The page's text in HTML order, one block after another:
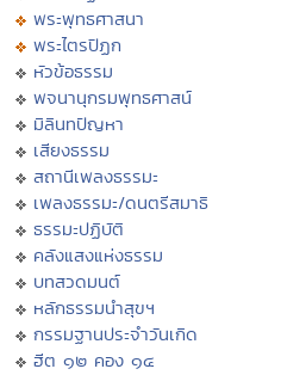
พระพุทธศาสนา
พระไตรปิฏก
หัวข้อธรรม
พจนานุกรมพุทธศาสน์
มิลินทปัญหา
เสียงธรรม
สถานีเพลงธรรมะ
เพลงธรรมะ/ดนตรีสมาธิ
ธรรมะปฏิบัติ
คลังแสงแห่งธรรม
บทสวดมนต์
หลักธรรมนำสุขฯ
กรรมฐานประจำวันเกิด
ฮีต ๑๒ คอง ๑๔